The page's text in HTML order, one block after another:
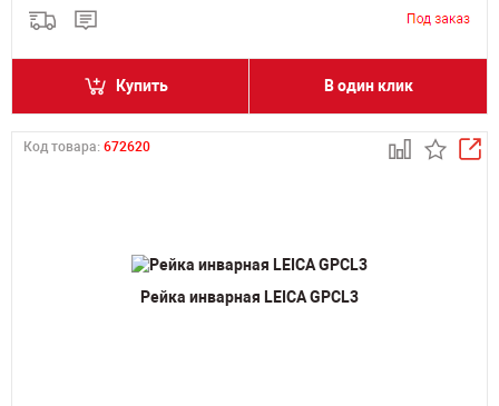
Купить В один клик
Код товара: 672620
Рейка инварная LEICA GPCL3